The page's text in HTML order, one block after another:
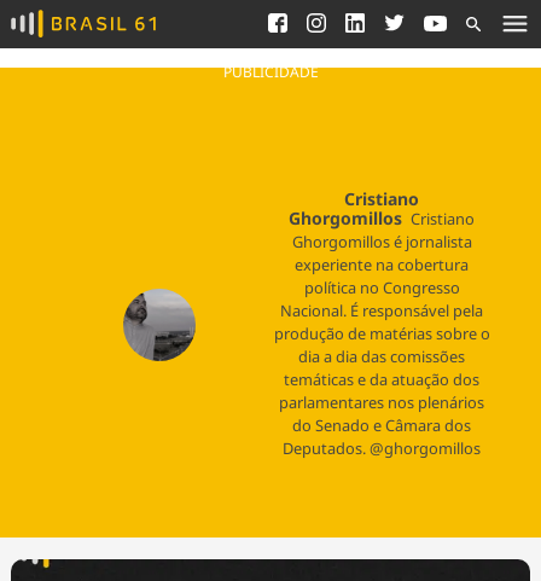
Ver todas as notícias
Podcasts
Saneamento
Indicadores
Brasil Mineral
Quem somos
Expediente
Trabalhe no Brasil 61
Contato
Tecnologia
Cinema
Comportamento
Meio Ambiente
PUBLICIDADE
Cristiano
Ghorgomillos Cristiano
Ghorgomillos é jornalista
experiente na cobertura
política no Congresso
Nacional. É responsável pela
produção de matérias sobre o
dia a dia das comissões
temáticas e da atuação dos
parlamentares nos plenários
do Senado e Câmara dos
Deputados. @ghorgomillos